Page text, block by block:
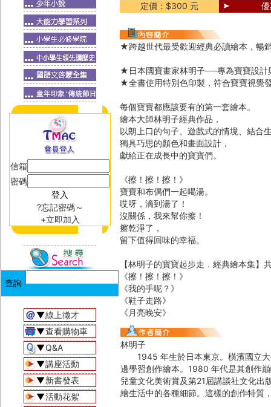
信箱
密碼
?忘記密碼～
+立即加入
▼線上徵才
▼查看購物車
▼Q&A
▼講座活動
▼新書發表
▼活動花絮
定價：$300 元
★跨越世代最受歡迎經典必讀繪本，暢
★日本國寶畫家林明子──專為寶寶設
★全書使用特別色印製，符合寶寶視覺
每個寶寶都應該要有的第一套繪本。
繪本大師林明子經典作品，
以朗上口的句子、遊戲式的情境、結合
獨具巧思的顏色和畫面設計，
獻給正在成長中的寶寶們。
《擦！擦！擦！》
寶寶和布偶們一起喝湯。
哎呀，滴到湯了！
沒關係，我來幫你擦！
擦乾淨了，
留下值得回味的幸福。
【林明子的寶寶起步走．經典繪本集】
《擦！擦！擦！》
《我的手呢？》
《鞋子走路》
《月亮晚安》
林明子
1945 年生於日本東京。橫濱國立大
邊學習創作繪本。1980 年代是其創作
兒童文化美術賞及第21屆講談社文化
繪生活中的各種細節。這樣的創作特質